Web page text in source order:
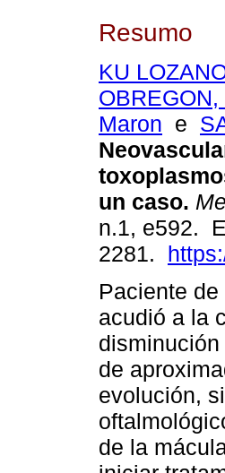
Resumo
KU
Maron e
un caso.
n.1, e592.
2281.
Paciente
acudió a la
de
evolución,
de la